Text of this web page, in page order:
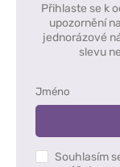
Přihlaste se k
upozornění
jednorázové
slevu
Souhlasím